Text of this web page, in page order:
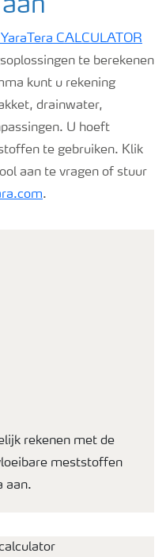
CALCULATOR
te berekenen
kunt u rekening
drainwater,
U hoeft
te gebruiken. Klik
aan te vragen of stuur
.
rekenen met de
meststoffen
aan.